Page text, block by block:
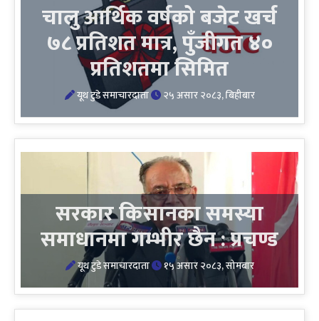
चालु आर्थिक वर्षको बजेट खर्च
७८ प्रतिशत मात्र, पुँजीगत ४०
प्रतिशतमा सिमित
यूथ टुडे समाचारदाता २५ असार २०८३, बिहीबार
सरकार किसानका समस्या
समाधानमा गम्भीर छैन : प्रचण्ड
यूथ टुडे समाचारदाता १५ असार २०८३, सोमबार